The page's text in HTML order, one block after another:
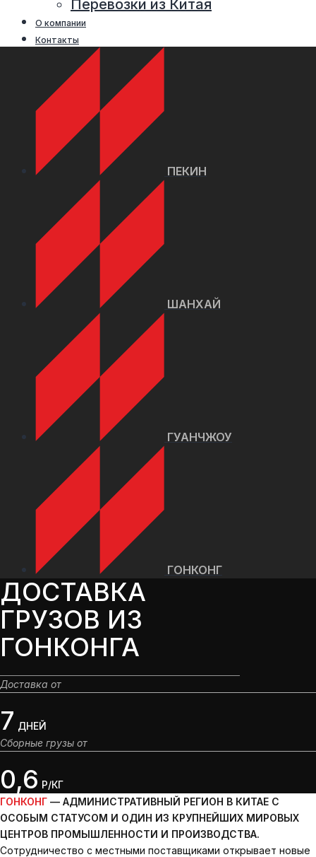
Перевозки из Китая
О компании
Контакты
ПЕКИН
ШАНХАЙ
ГУАНЧЖОУ
ГОНКОНГ
ДОСТАВКА
ГРУЗОВ ИЗ
ГОНКОНГА
Доставка от
7 ДНЕЙ
Сборные грузы от
0,6 Р/КГ
ГОНКОНГ — АДМИНИСТРАТИВНЫЙ РЕГИОН В КИТАЕ С
ОСОБЫМ СТАТУСОМ И ОДИН ИЗ КРУПНЕЙШИХ МИРОВЫХ
ЦЕНТРОВ ПРОМЫШЛЕННОСТИ И ПРОИЗВОДСТВА.
Сотрудничество с местными поставщиками открывает новые